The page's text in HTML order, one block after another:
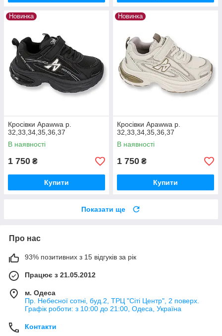
Новинка
Кросівки Apawwa р.
32,33,34,35,36,37
В наявності
1 750 ₴
Купити
Новинка
Кросівки Apawwa р.
32,33,34,35,36,37
В наявності
1 750 ₴
Купити
Показати ще
Про нас
93% позитивних з 15 відгуків за рік
Працює з 21.05.2012
м. Одеса
Пр. Небесної сотні, буд.2, ТРЦ "Сіті Центр", 2 поверх.
Графік роботи: з 10:00 до 21:00, Одеса, Україна
Контакти